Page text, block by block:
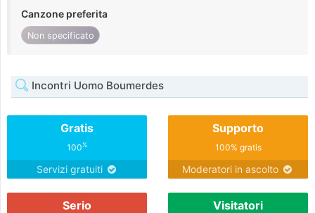
Canzone preferita
Non specificato
Incontri Uomo Boumerdes
Gratis
100%
Servizi gratuiti
Supporto
100% gratis
Moderatori in ascolto
Serio Visitatori